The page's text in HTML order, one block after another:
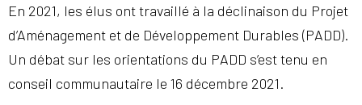
En 2021, les élus ont travaillé à la déclinaison du Projet
d’Aménagement et de Développement Durables (PADD).
Un débat sur les orientations du PADD s’est tenu en
conseil communautaire le 16 décembre 2021.